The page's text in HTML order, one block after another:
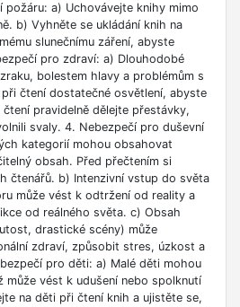
a) Uchovávejte knihy mimo
b) Vyhněte se ukládání knih na
slunečnímu záření, abyste
pro zdraví: a) Dlouhodobé
bolestem hlavy a problémům s
čtení dostatečné osvětlení, abyste
pravidelně dělejte přestávky,
svaly. 4. Nebezpečí pro duševní
kategorií mohou obsahovat
obsah. Před přečtením si
čtenářů. b) Intenzivní vstup do světa
může vést k odtržení od reality a
od reálného světa. c) Obsah
drastické scény) může
zdraví, způsobit stres, úzkost a
pro děti: a) Malé děti mohou
vést k udušení nebo spolknutí
na děti při čtení knih a ujistěte se,